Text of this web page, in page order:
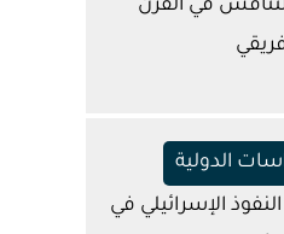
في القرن
الدولية
الإسرائيلي في